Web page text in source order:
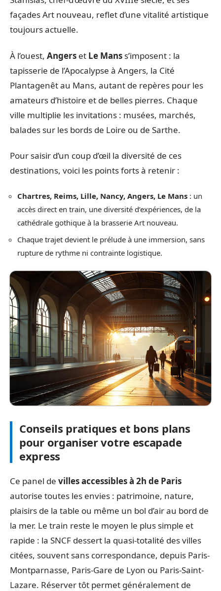
façades Art nouveau, reflet d’une vitalité artistique
toujours actuelle.
À l’ouest, Angers et Le Mans s’imposent : la
tapisserie de l’Apocalypse à Angers, la Cité
Plantagenêt au Mans, autant de repères pour les
amateurs d’histoire et de belles pierres. Chaque
ville multiplie les invitations : musées, marchés,
balades sur les bords de Loire ou de Sarthe.
Pour saisir d’un coup d’œil la diversité de ces
destinations, voici les points forts à retenir :
Chartres, Reims, Lille, Nancy, Angers, Le Mans : un
accès direct en train, une diversité d’expériences, de la
cathédrale gothique à la brasserie Art nouveau.
Chaque trajet devient le prélude à une immersion, sans
rupture de rythme ni contrainte logistique.
Conseils pratiques et bons plans
pour organiser votre escapade
express
Ce panel de villes accessibles à 2h de Paris
autorise toutes les envies : patrimoine, nature,
plaisirs de la table ou même un bol d’air au bord de
la mer. Le train reste le moyen le plus simple et
rapide : la SNCF dessert la quasi-totalité des villes
citées, souvent sans correspondance, depuis Paris-
Montparnasse, Paris-Gare de Lyon ou Paris-Saint-
Lazare. Réserver tôt permet généralement de